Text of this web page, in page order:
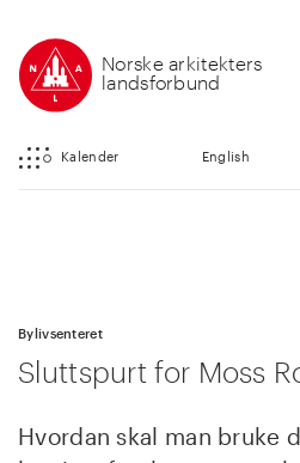
Norske arkitekters
landsforbund
Kalender English
Bylivsenteret
Sluttspurt for Moss
Hvordan skal man bruke